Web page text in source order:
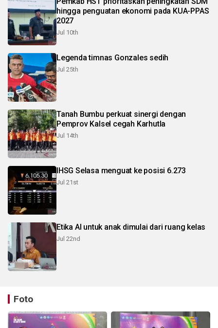
hingga penguatan ekonomi pada KUA-PPAS
2027
Jul 10th
Legenda timnas Gonzales sedih
Jul 25th
Tanah Bumbu perkuat sinergi dengan
Pemprov Kalsel cegah Karhutla
Jul 14th
IHSG Selasa menguat ke posisi 6.273
Jul 21st
Etika AI untuk anak dimulai dari ruang kelas
Jul 22nd
Foto